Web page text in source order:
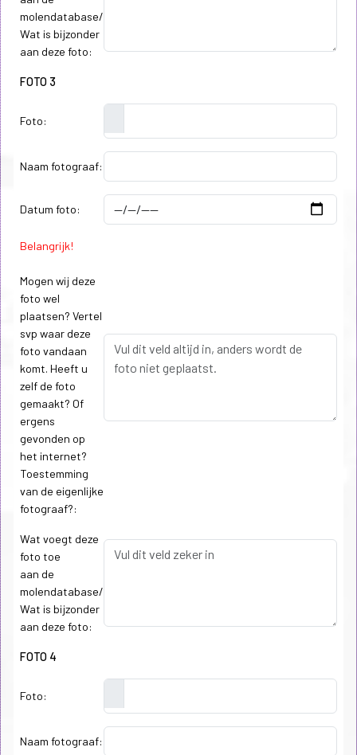
molendatabase/
Wat is bijzonder
aan deze foto:
FOTO 3
Foto:
Naam fotograaf:
Datum foto:
Belangrijk!
Mogen wij deze
foto wel
plaatsen? Vertel
svp waar deze
foto vandaan
komt. Heeft u
zelf de foto
gemaakt? Of
ergens
gevonden op
het internet?
Toestemming
van de eigenlijke
fotograaf?:
Wat voegt deze
foto toe
aan de
molendatabase/
Wat is bijzonder
aan deze foto:
FOTO 4
Foto:
Naam fotograaf: